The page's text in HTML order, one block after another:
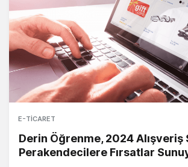
E-TICARET
Derin Öğrenme, 2024 Alışveriş
Perakendecilere Fırsatlar